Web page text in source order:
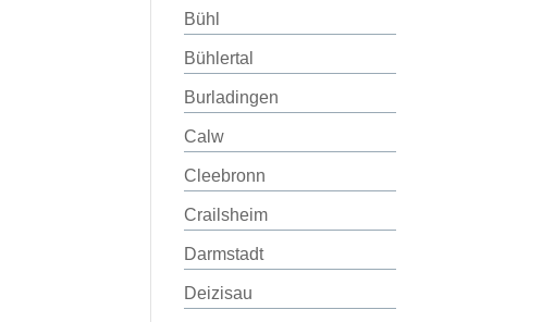
Bühl
Bühlertal
Burladingen
Calw
Cleebronn
Crailsheim
Darmstadt
Deizisau